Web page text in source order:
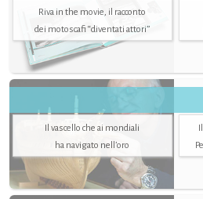
Riva in the movie, il racconto
dei motoscafi “diventati attori”
Il vascello che ai mondiali
ha navigato nell’oro